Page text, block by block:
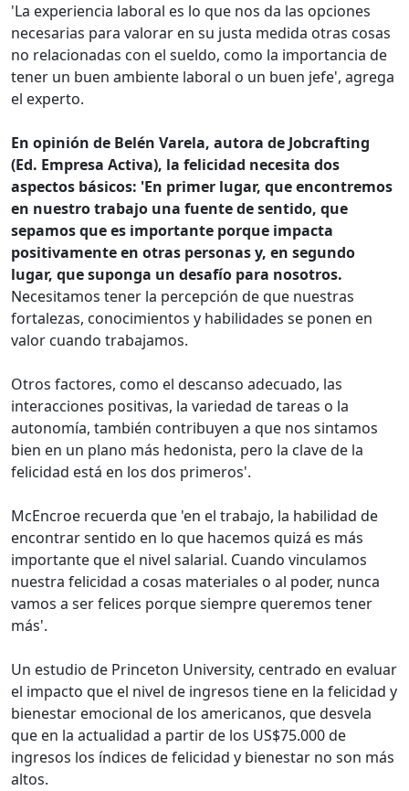
'La experiencia laboral es lo que nos da las opciones
necesarias para valorar en su justa medida otras cosas
no relacionadas con el sueldo, como la importancia de
tener un buen ambiente laboral o un buen jefe', agrega
el experto.
En opinión de Belén Varela, autora de Jobcrafting
(Ed. Empresa Activa), la felicidad necesita dos
aspectos básicos: 'En primer lugar, que encontremos
en nuestro trabajo una fuente de sentido, que
sepamos que es importante porque impacta
positivamente en otras personas y, en segundo
lugar, que suponga un desafío para nosotros.
Necesitamos tener la percepción de que nuestras
fortalezas, conocimientos y habilidades se ponen en
valor cuando trabajamos.
Otros factores, como el descanso adecuado, las
interacciones positivas, la variedad de tareas o la
autonomía, también contribuyen a que nos sintamos
bien en un plano más hedonista, pero la clave de la
felicidad está en los dos primeros'.
McEncroe recuerda que 'en el trabajo, la habilidad de
encontrar sentido en lo que hacemos quizá es más
importante que el nivel salarial. Cuando vinculamos
nuestra felicidad a cosas materiales o al poder, nunca
vamos a ser felices porque siempre queremos tener
más'.
Un estudio de Princeton University, centrado en evaluar
el impacto que el nivel de ingresos tiene en la felicidad y
bienestar emocional de los americanos, que desvela
que en la actualidad a partir de los US$75.000 de
ingresos los índices de felicidad y bienestar no son más
altos.